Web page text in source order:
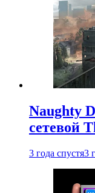
Naughty
сетевой
3 года спустя3